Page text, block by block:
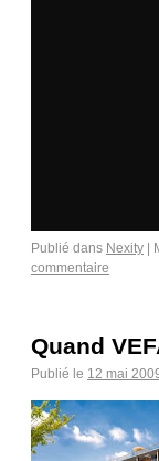
Publié dans Nexity
commentaire
Quand
Publié le 12 mai